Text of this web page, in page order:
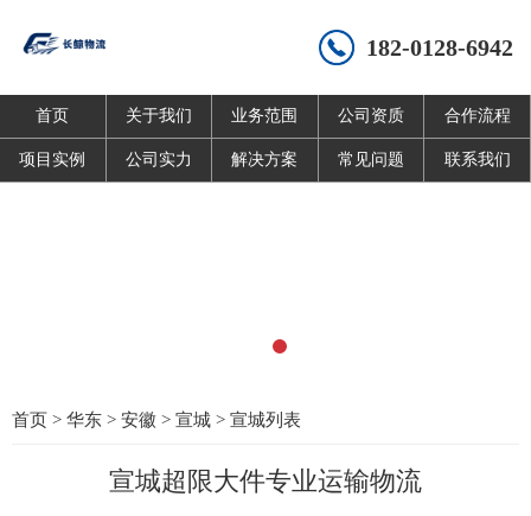
182-0128-6942
首页 关于我们 业务范围 公司资质 合作流程
项目实例 公司实力 解决方案 常见问题 联系我们
首页 > 华东 > 安徽 > 宣城 > 宣城列表
宣城超限大件专业运输物流